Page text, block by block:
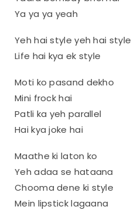
Ya ya ya yeah
Yeh hai style yeh hai style
Life hai kya ek style
Moti ko pasand dekho
Mini frock hai
Patli ka yeh parallel
Hai kya joke hai
Maathe ki laton ko
Yeh adaa se hataana
Chooma dene ki style
Mein lipstick lagaana